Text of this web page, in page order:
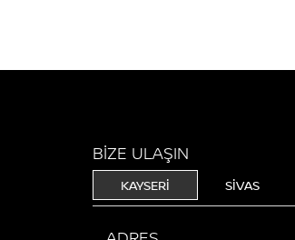
BİZE ULAŞIN
KAYSERİ SİVAS